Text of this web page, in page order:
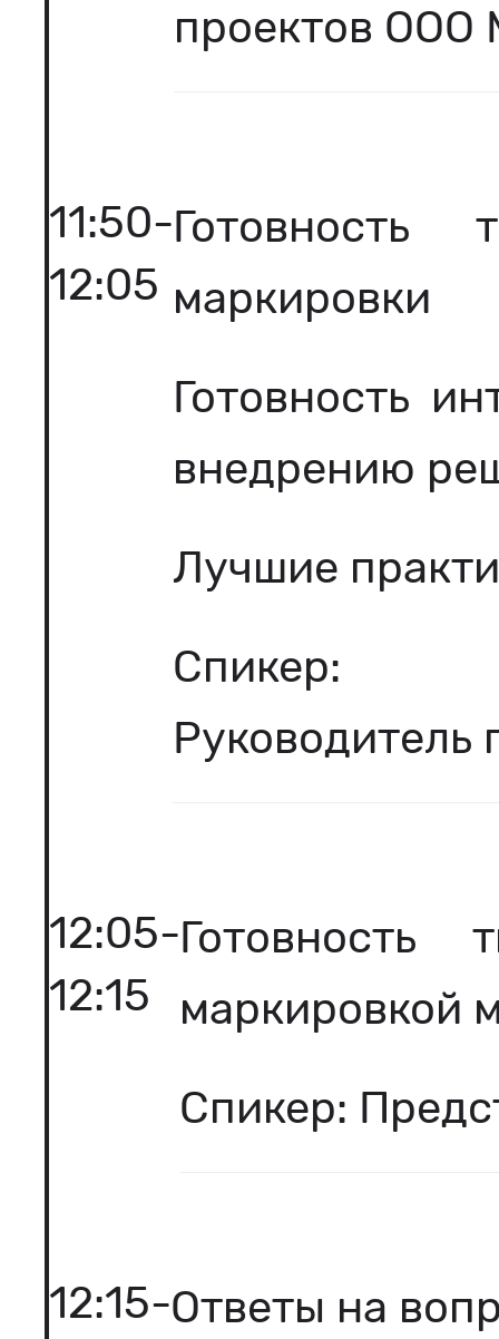
проектов
11:50-
12:05
Готовность
маркировки
Готовность
внедрению
Лучшие
Спикер:
Руководитель
12:05-
12:15
маркировкой
Спикер:
12:15-Ответы на